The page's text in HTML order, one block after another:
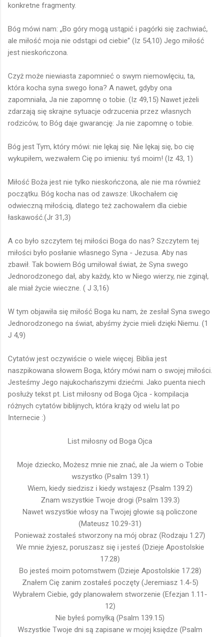
konkretne fragmenty.
Bóg mówi nam: „Bo góry mogą ustąpić i pagórki się zachwiać,
ale miłość moja nie odstąpi od ciebie” (Iz 54,10) Jego miłość
jest nieskończona.
Czyż może niewiasta zapomnieć o swym niemowlęciu, ta,
która kocha syna swego łona? A nawet, gdyby ona
zapomniała, Ja nie zapomnę o tobie. (Iz 49,15) Nawet jeżeli
zdarzają się skrajne sytuacje odrzucenia przez własnych
rodziców, to Bóg daje gwarancję: Ja nie zapomnę o tobie.
Bóg jest Tym, który mówi: nie lękaj się. Nie lękaj się, bo cię
wykupiłem, wezwałem Cię po imieniu: tyś moim! (Iz 43, 1)
Miłość Boża jest nie tylko nieskończona, ale nie ma również
początku. Bóg kocha nas od zawsze: Ukochałem cię
odwieczną miłością, dlatego też zachowałem dla ciebie
łaskawość.(Jr 31,3)
A co było szczytem tej miłości Boga do nas? Szczytem tej
miłości było posłanie własnego Syna - Jezusa. Aby nas
zbawił. Tak bowiem Bóg umiłował świat, że Syna swego
Jednorodzonego dał, aby każdy, kto w Niego wierzy, nie zginął,
ale miał życie wieczne. ( J 3,16)
W tym objawiła się miłość Boga ku nam, że zesłał Syna swego
Jednorodzonego na świat, abyśmy życie mieli dzięki Niemu. (1
J 4,9)
Cytatów jest oczywiście o wiele więcej. Biblia jest
naszpikowana słowem Boga, który mówi nam o swojej miłości.
Jesteśmy Jego najukochańszymi dziećmi. Jako puenta niech
posłuży tekst pt. List miłosny od Boga Ojca - kompilacja
różnych cytatów biblijnych, która krąży od wielu lat po
Internecie :)
List miłosny od Boga Ojca
Moje dziecko, Możesz mnie nie znać, ale Ja wiem o Tobie
wszystko (Psalm 139.1)
Wiem, kiedy siedzisz i kiedy wstajesz (Psalm 139.2)
Znam wszystkie Twoje drogi (Psalm 139.3)
Nawet wszystkie włosy na Twojej głowie są policzone
(Mateusz 10.29-31)
Ponieważ zostałeś stworzony na mój obraz (Rodzaju 1.27)
We mnie żyjesz, poruszasz się i jesteś (Dzieje Apostolskie
17.28)
Bo jesteś moim potomstwem (Dzieje Apostolskie 17.28)
Znałem Cię zanim zostałeś poczęty (Jeremiasz 1.4-5)
Wybrałem Ciebie, gdy planowałem stworzenie (Efezjan 1.11-
12)
Nie byłeś pomyłką (Psalm 139.15)
Wszystkie Twoje dni są zapisane w mojej księdze (Psalm